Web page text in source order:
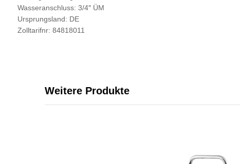
Wasseranschluss: 3/4″ ÜM
Ursprungsland: DE
Zolltarifnr: 84818011
Weitere Produkte